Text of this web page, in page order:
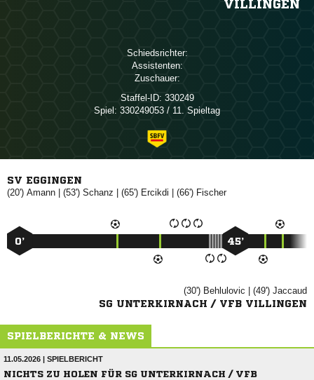
VILLINGEN
Schiedsrichter:
Assistenten:
Zuschauer:
Staffel-ID: 330249
Spiel: 330249053 / 11. Spieltag
SV EGGINGEN
(20')  | (53')  | (65')  | (66') 
0’ 45’
(30')  | (49') 
SG UNTERKIRNACH / VFB VILLINGEN
SPIELBERICHTE & NEWS
11.05.2026 | SPIELBERICHT
NICHTS ZU HOLEN FÜR SG UNTERKIRNACH / VFB